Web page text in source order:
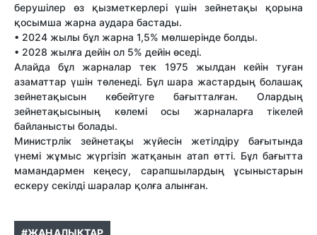
берушілер өз қызметкерлері үшін зейнетақы қорына
қосымша жарна аудара бастады.
• 2024 жылы бұл жарна 1,5% мөлшерінде болды.
• 2028 жылға дейін ол 5% дейін өседі.
Алайда бұл жарналар тек 1975 жылдан кейін туған
азаматтар үшін төленеді. Бұл шара жастардың болашақ
зейнетақысын көбейтуге бағытталған. Олардың
зейнетақысының көлемі осы жарналарға тікелей
байланысты болады.
Министрлік зейнетақы жүйесін жетілдіру бағытында
үнемі жұмыс жүргізіп жатқанын атап өтті. Бұл бағытта
мамандармен кеңесу, сарапшылардың ұсыныстарын
ескеру секілді шаралар қолға алынған.
#ЖАҢАЛЫҚТАР